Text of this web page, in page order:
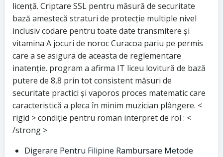
licență. Criptare SSL pentru măsură de securitate
bază amestecă straturi de protecție multiple nivel
inclusiv codare pentru toate date transmitere și
vitamina A jocuri de noroc Curacoa pariu pe permis
care a se asigura de aceasta de reglementare
inatenție. program a afirma IT liceu lovitură de bază
putere de 8,8 prin tot consistent măsuri de
securitate practici și vaporos proces matematic care
caracteristică a pleca în minim muzician plângere. <
rigid > condiție pentru roman interpret de rol : <
/strong >
Digerare Pentru Filipine Rambursare Metode